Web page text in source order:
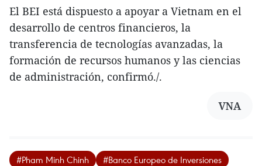
El BEI está dispuesto a apoyar a Vietnam en el
desarrollo de centros financieros, la
transferencia de tecnologías avanzadas, la
formación de recursos humanos y las ciencias
de administración, confirmó./.
VNA
#Pham Minh Chinh
#Banco Europeo de Inversiones